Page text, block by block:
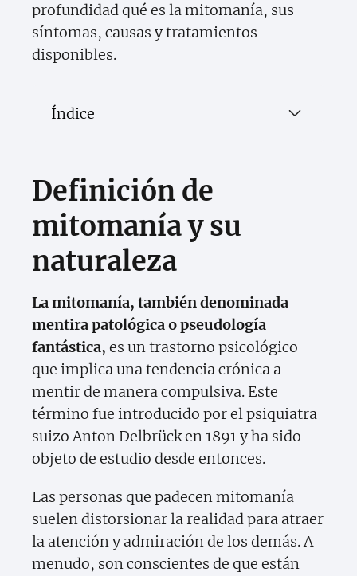
profundidad qué es la mitomanía, sus
síntomas, causas y tratamientos
disponibles.
Índice
Definición de
mitomanía y su
naturaleza
La mitomanía, también denominada
mentira patológica o pseudología
fantástica, es un trastorno psicológico
que implica una tendencia crónica a
mentir de manera compulsiva. Este
término fue introducido por el psiquiatra
suizo Anton Delbrück en 1891 y ha sido
objeto de estudio desde entonces.
Las personas que padecen mitomanía
suelen distorsionar la realidad para atraer
la atención y admiración de los demás. A
menudo, son conscientes de que están